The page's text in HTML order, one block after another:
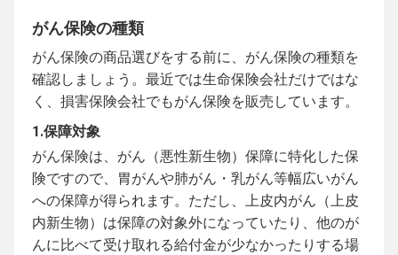
がん保険の種類
がん保険の商品選びをする前に、がん保険の種類を
確認しましょう。最近では生命保険会社だけではな
く、損害保険会社でもがん保険を販売しています。
1.保障対象
がん保険は、がん（悪性新生物）保障に特化した保
険ですので、胃がんや肺がん・乳がん等幅広いがん
への保障が得られます。ただし、上皮内がん（上皮
内新生物）は保障の対象外になっていたり、他のが
んに比べて受け取れる給付金が少なかったりする場